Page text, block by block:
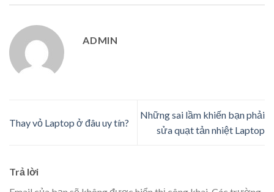
ADMIN
Thay vỏ Laptop ở đâu uy tín?
Những sai lầm khiến bạn phải
sửa quạt tản nhiệt Laptop
Trả lời